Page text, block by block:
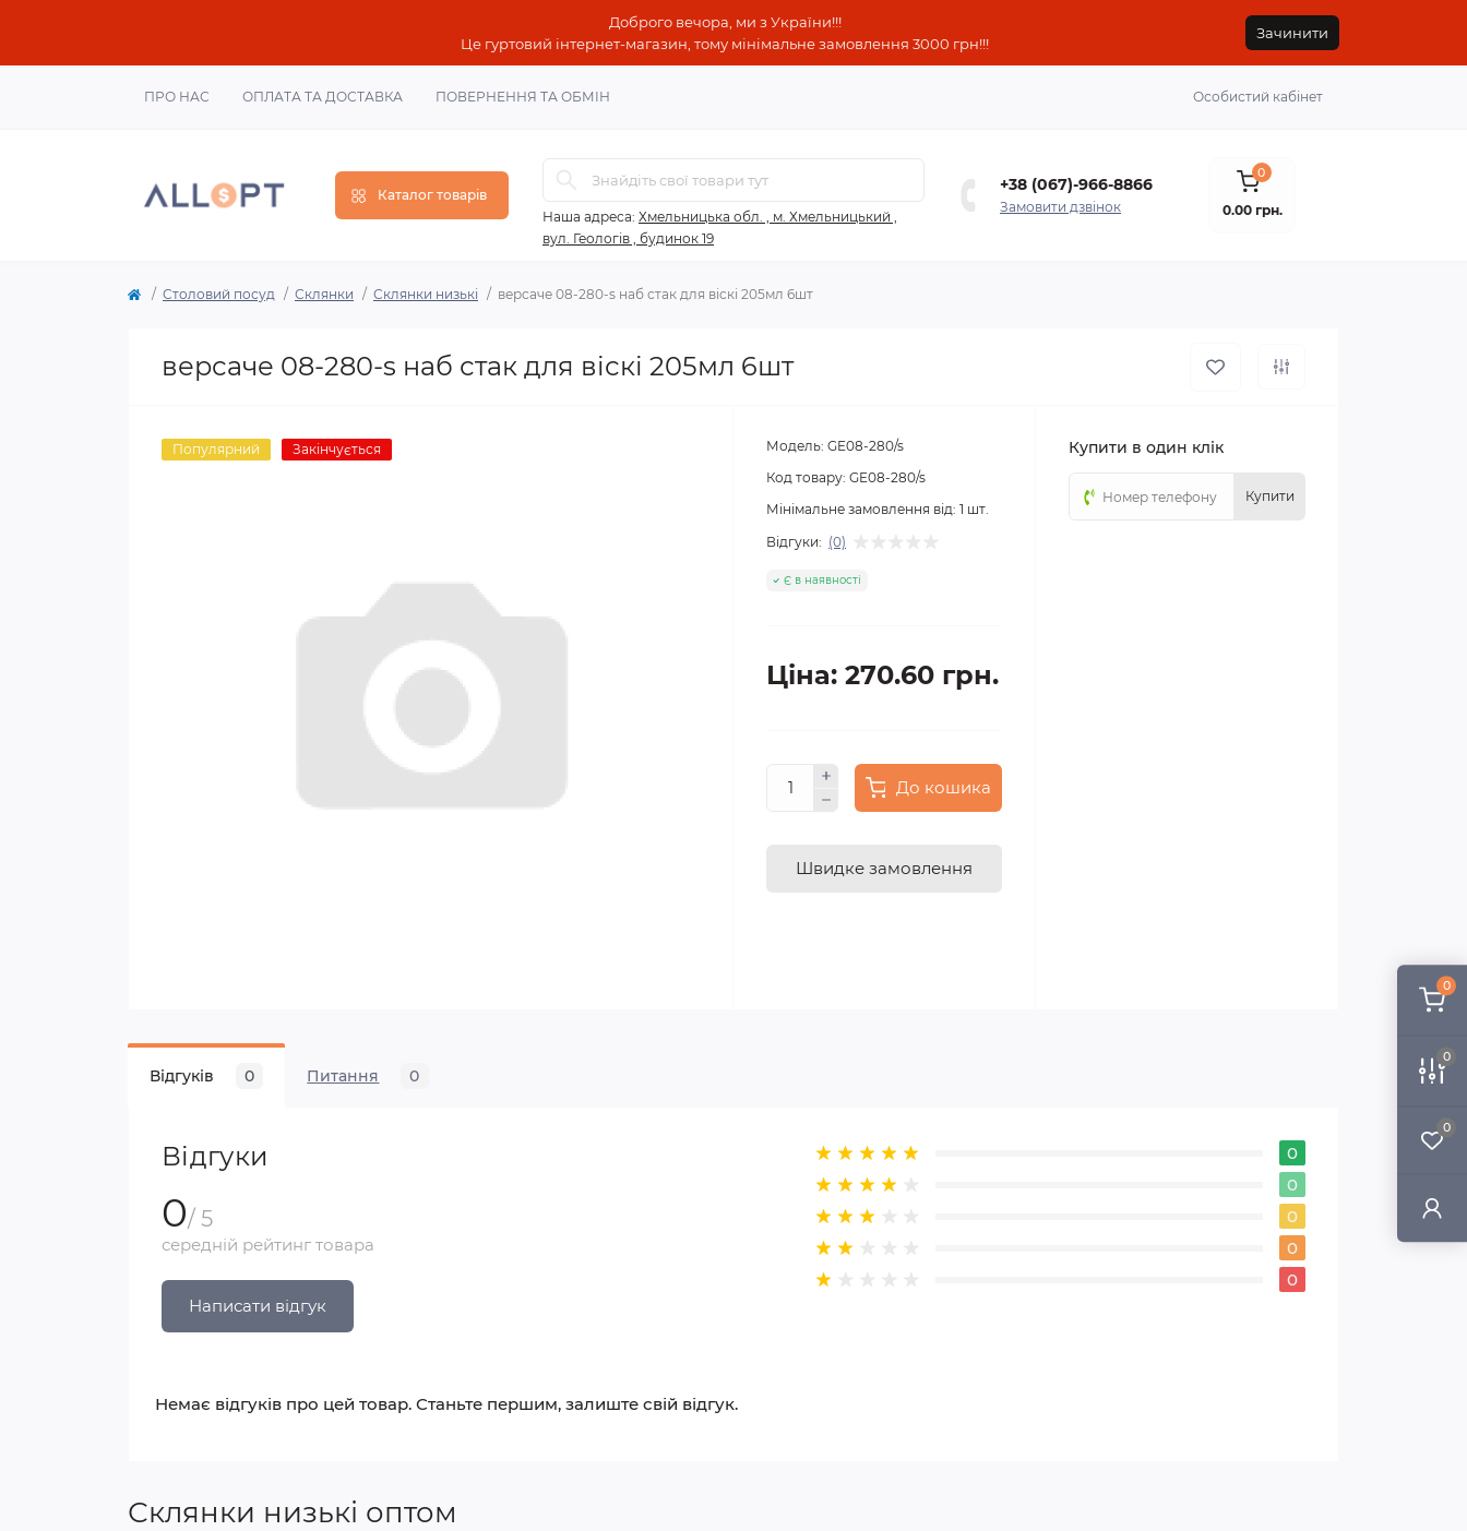
0
0
0
Доброго вечора, ми з України!!!
Це гуртовий інтернет-магазин, тому мінімальне замовлення 3000 грн!!!
Зачинити
ПРО НАС ОПЛАТА ТА ДОСТАВКА ПОВЕРНЕННЯ ТА ОБМІН Особистий кабінет
Каталог товарів
Наша адреса: Хмельницька обл. , м. Хмельницький ,
вул. Геологів , будинок 19
+38 (067)-966-8866
Замовити дзвінок
0
0.00 грн.
Столовий посуд Склянки Склянки низькі версаче 08-280-s наб стак для віскі 205мл 6шт
версаче 08-280-s наб стак для віскі 205мл 6шт
Популярний Закінчується Модель: GE08-280/s
Код товару: GE08-280/s
Мінімальне замовлення від: 1 шт.
Відгуки: (0)
Є в наявності
Ціна: 270.60 грн.
До кошика
Швидке замовлення
Купити в один клік
Купити
Відгуків 0 Питання 0
Відгуки
0/ 5
середній рейтинг товара
Написати відгук
0
0
0
0
0
Немає відгуків про цей товар. Станьте першим, залиште свій відгук.
Склянки низькі оптом